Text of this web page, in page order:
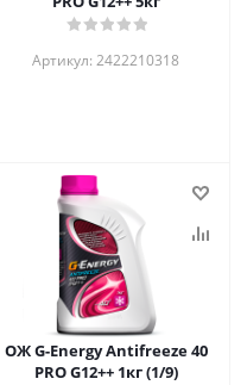
Артикул: 2422210318
ОЖ G-Energy Antifreeze 40
PRO G12++ 1кг (1/9)